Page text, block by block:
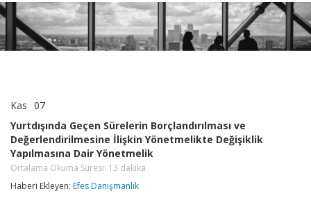
Kas 07
Sürelerin
Borçlandırılması
ve
Değerlendirilmesine
Yönetmelikte
Yurtdışında Geçen Sürelerin Borçlandırılması ve
Değerlendirilmesine İlişkin Yönetmelikte Değişiklik
Yapılmasına Dair Yönetmelik
Ortalama Okuma Süresi: 13 dakika
Haberi Ekleyen: Efes Danışmanlık